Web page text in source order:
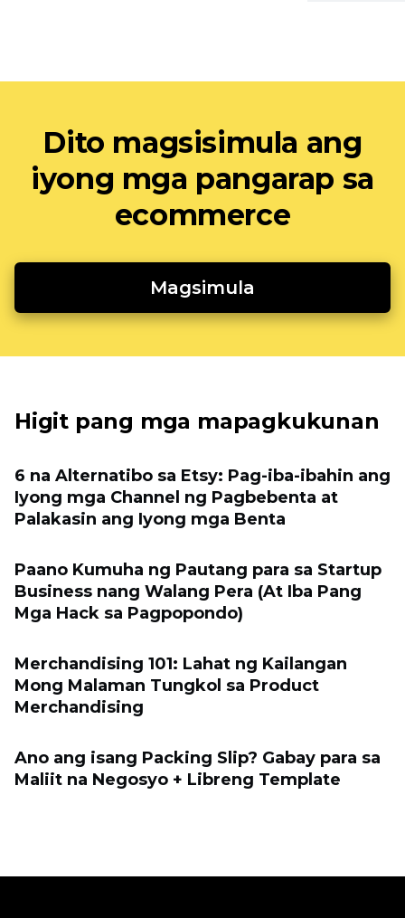
Dito magsisimula ang
iyong mga pangarap sa
ecommerce
Magsimula
Higit pang mga mapagkukunan
6 na Alternatibo sa Etsy: Pag-iba-ibahin ang
Iyong mga Channel ng Pagbebenta at
Palakasin ang Iyong mga Benta
Paano Kumuha ng Pautang para sa Startup
Business nang Walang Pera (At Iba Pang
Mga Hack sa Pagpopondo)
Merchandising 101: Lahat ng Kailangan
Mong Malaman Tungkol sa Product
Merchandising
Ano ang isang Packing Slip? Gabay para sa
Maliit na Negosyo + Libreng Template